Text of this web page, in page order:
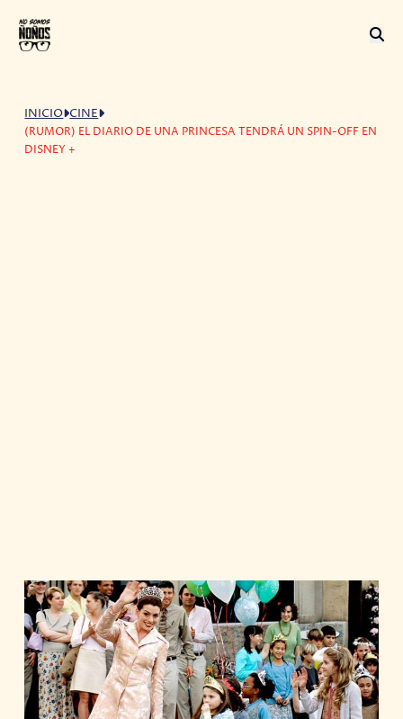
INICIO CINE
(RUMOR) EL DIARIO DE UNA PRINCESA TENDRÁ UN SPIN-OFF EN
DISNEY +